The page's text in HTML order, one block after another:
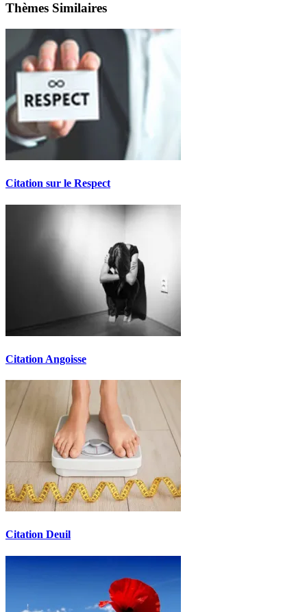
Thèmes Similaires
Citation sur le Respect
Citation Angoisse
Citation Deuil